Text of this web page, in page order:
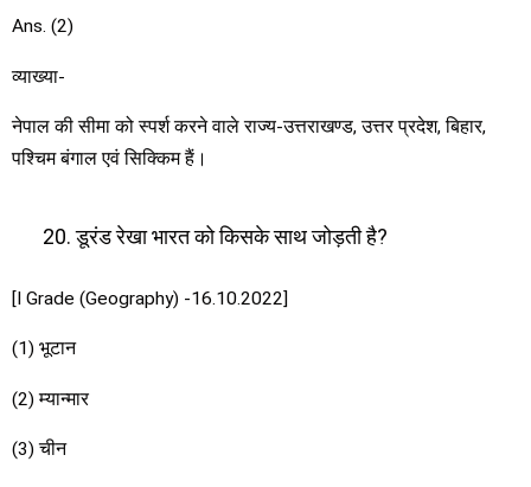
Ans. (2)
व्याख्या-
नेपाल की सीमा को स्पर्श करने वाले राज्य-उत्तराखण्ड, उत्तर प्रदेश, बिहार,
पश्चिम बंगाल एवं सिक्किम हैं।
डूरंड रेखा भारत को किसके साथ जोड़ती है?
[I Grade (Geography) -16.10.2022]
(1) भूटान
(2) म्यान्मार
(3) चीन